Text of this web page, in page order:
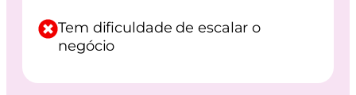
Tem dificuldade de escalar o
negócio